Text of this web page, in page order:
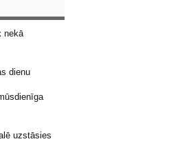
nekā
dienu
uzstāsies